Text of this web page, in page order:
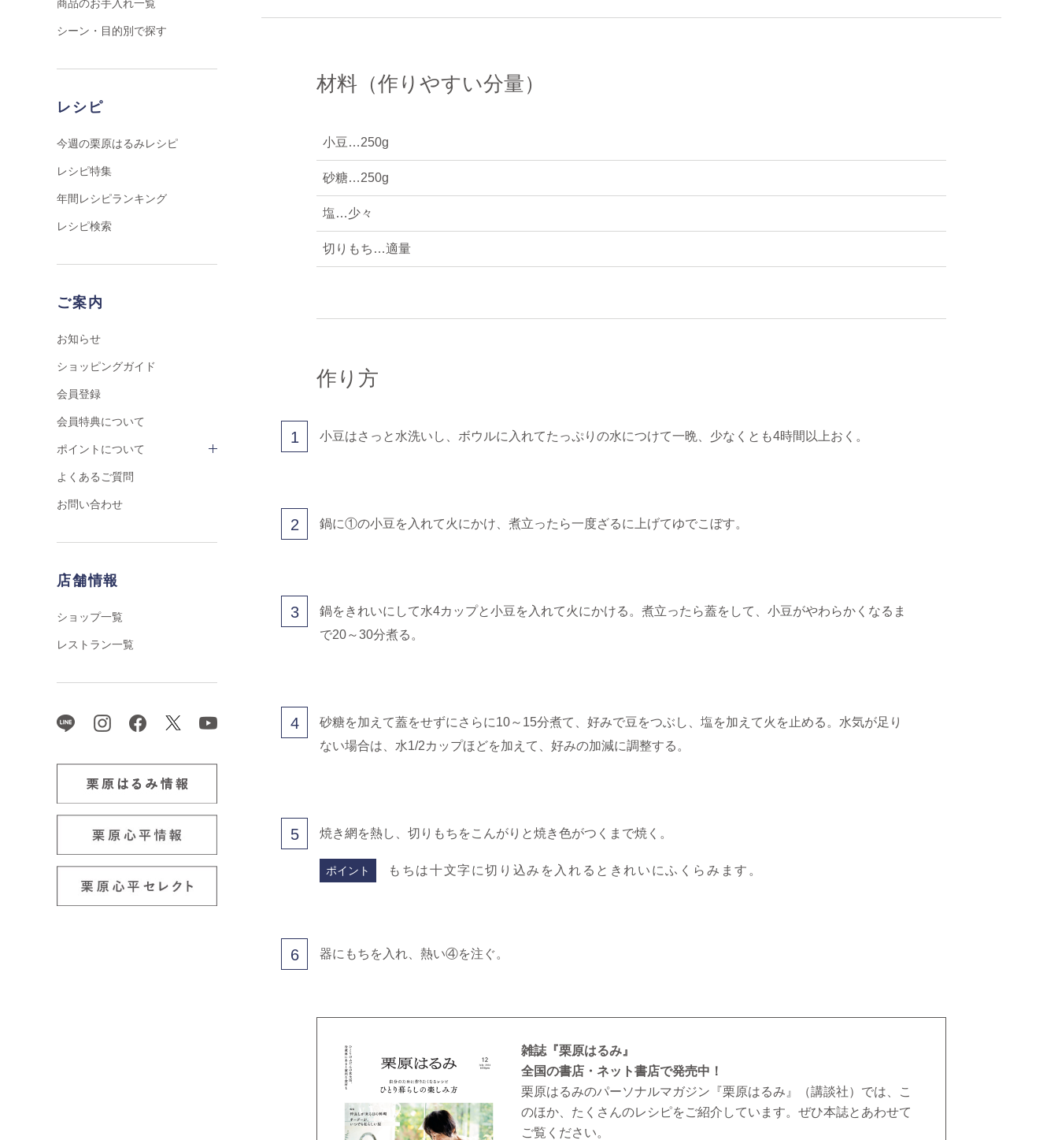
商品のお手入れ一覧
シーン・目的別で探す
レシピ
今週の栗原はるみレシピ
レシピ特集
年間レシピランキング
レシピ検索
ご案内
お知らせ
ショッピングガイド
会員登録
会員特典について
ポイントについて
よくあるご質問
お問い合わせ
店舗情報
ショップ一覧
レストラン一覧
材料（作りやすい分量）
小豆…250g
砂糖…250g
塩…少々
切りもち…適量
作り方
1 小豆はさっと水洗いし、ボウルに入れてたっぷりの水につけて一晩、少なくとも4時間以上おく。
2 鍋に①の小豆を入れて火にかけ、煮立ったら一度ざるに上げてゆでこぼす。
3
鍋をきれいにして水4カップと小豆を入れて火にかける。煮立ったら蓋をして、小豆がやわらかくなるま
で20～30分煮る。
4
砂糖を加えて蓋をせずにさらに10～15分煮て、好みで豆をつぶし、塩を加えて火を止める。水気が足り
ない場合は、水1/2カップほどを加えて、好みの加減に調整する。
5 焼き網を熱し、切りもちをこんがりと焼き色がつくまで焼く。
ポイント もちは十文字に切り込みを入れるときれいにふくらみます。
6 器にもちを入れ、熱い④を注ぐ。
雑誌『栗原はるみ』
全国の書店・ネット書店で発売中！
栗原はるみのパーソナルマガジン『栗原はるみ』（講談社）では、こ
のほか、たくさんのレシピをご紹介しています。ぜひ本誌とあわせて
ご覧ください。